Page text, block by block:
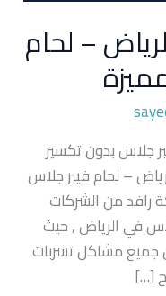
– لحام
جلاس بدون تكسير
– لحام فيبر جلاس
رافد من الشركات
في الرياض , حيث
جميع مشاكل تسربات
[…]